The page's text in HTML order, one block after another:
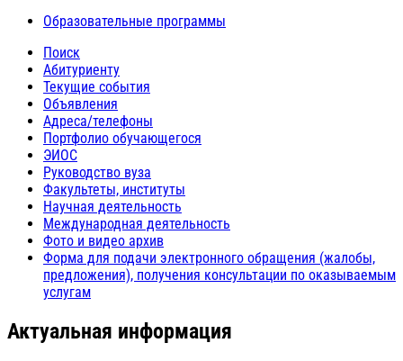
Образовательные программы
Поиск
Абитуриенту
Текущие события
Объявления
Адреса/телефоны
Портфолио обучающегося
ЭИОС
Руководство вуза
Факультеты, институты
Научная деятельность
Международная деятельность
Фото и видео архив
Форма для подачи электронного обращения (жалобы,
предложения), получения консультации по оказываемым
услугам
Актуальная информация